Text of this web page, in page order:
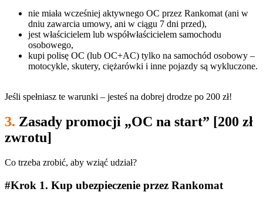
nie miała wcześniej aktywnego OC przez Rankomat (ani w
dniu zawarcia umowy, ani w ciągu 7 dni przed),
jest właścicielem lub współwłaścicielem samochodu
osobowego,
kupi polisę OC (lub OC+AC) tylko na samochód osobowy –
motocykle, skutery, ciężarówki i inne pojazdy są wykluczone.
Jeśli spełniasz te warunki – jesteś na dobrej drodze po 200 zł!
3. Zasady promocji „OC na start” [200 zł
zwrotu]
Co trzeba zrobić, aby wziąć udział?
#Krok 1. Kup ubezpieczenie przez Rankomat